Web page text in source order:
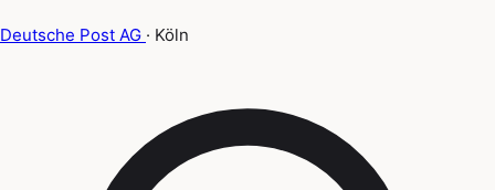
Deutsche Post AG · Köln